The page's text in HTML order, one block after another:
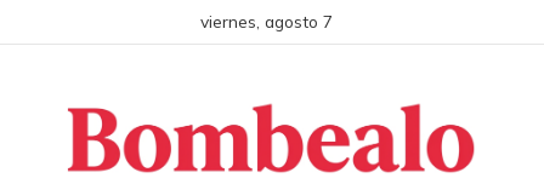
viernes, agosto 7